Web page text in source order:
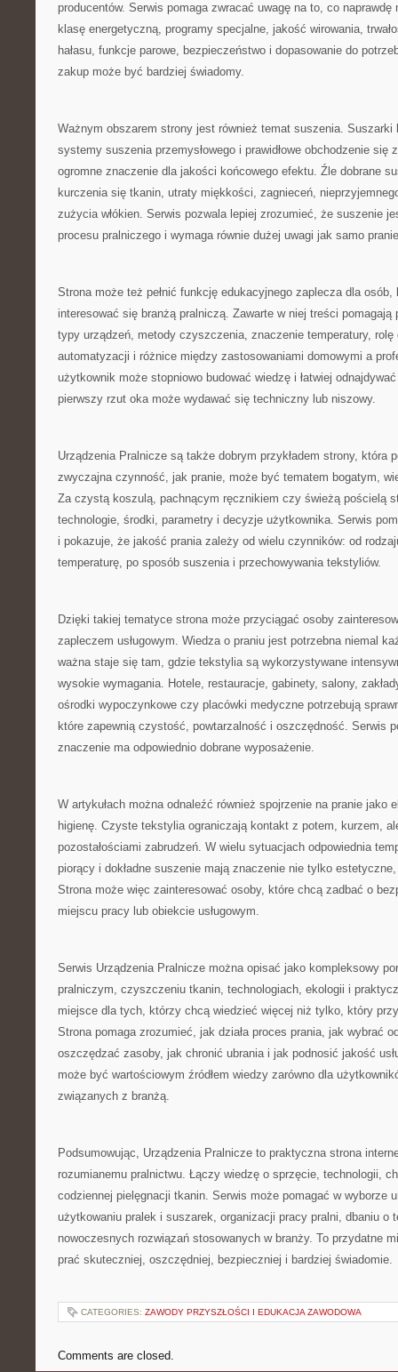
producentów. Serwis pomaga zwracać uwagę na to, co
klasę energetyczną, programy specjalne, jakość wirowania,
hałasu, funkcje parowe, bezpieczeństwo i dopasowanie do
zakup może być bardziej świadomy.
Ważnym obszarem strony jest również temat suszenia. Suszarki
systemy suszenia przemysłowego i prawidłowe obchodzenie
ogromne znaczenie dla jakości końcowego efektu. Źle dobrane
kurczenia się tkanin, utraty miękkości, zagnieceń,
zużycia włókien. Serwis pozwala lepiej zrozumieć, że suszenie
procesu pralniczego i wymaga równie dużej uwagi jak samo
Strona może też pełnić funkcję edukacyjnego zaplecza dla
interesować się branżą pralniczą. Zawarte w niej treści pomagają
typy urządzeń, metody czyszczenia, znaczenie temperatury, rolę
automatyzacji i różnice między zastosowaniami domowymi a
użytkownik może stopniowo budować wiedzę i łatwiej
pierwszy rzut oka może wydawać się techniczny lub niszowy.
Urządzenia Pralnicze są także dobrym przykładem strony, która
zwyczajna czynność, jak pranie, może być tematem bogatym,
Za czystą koszulą, pachnącym ręcznikiem czy świeżą pościelą
technologie, środki, parametry i decyzje użytkownika. Serwis
i pokazuje, że jakość prania zależy od wielu czynników: od
temperaturę, po sposób suszenia i przechowywania tekstyliów.
Dzięki takiej tematyce strona może przyciągać osoby
zapleczem usługowym. Wiedza o praniu jest potrzebna niemal
ważna staje się tam, gdzie tekstylia są wykorzystywane
wysokie wymagania. Hotele, restauracje, gabinety, salony,
ośrodki wypoczynkowe czy placówki medyczne potrzebują
które zapewnią czystość, powtarzalność i oszczędność. Serwis
znaczenie ma odpowiednio dobrane wyposażenie.
W artykułach można odnaleźć również spojrzenie na pranie jako
higienę. Czyste tekstylia ograniczają kontakt z potem, kurzem,
pozostałościami zabrudzeń. W wielu sytuacjach odpowiednia
piorący i dokładne suszenie mają znaczenie nie tylko
Strona może więc zainteresować osoby, które chcą zadbać o
miejscu pracy lub obiekcie usługowym.
Serwis Urządzenia Pralnicze można opisać jako kompleksowy
pralniczym, czyszczeniu tkanin, technologiach, ekologii i
miejsce dla tych, którzy chcą wiedzieć więcej niż tylko, który
Strona pomaga zrozumieć, jak działa proces prania, jak wybrać
oszczędzać zasoby, jak chronić ubrania i jak podnosić jakość
może być wartościowym źródłem wiedzy zarówno dla
związanych z branżą.
Podsumowując, Urządzenia Pralnicze to praktyczna strona
rozumianemu pralnictwu. Łączy wiedzę o sprzęcie, technologii,
codziennej pielęgnacji tkanin. Serwis może pomagać w wyborze
użytkowaniu pralek i suszarek, organizacji pracy pralni, dbaniu o
nowoczesnych rozwiązań stosowanych w branży. To przydatne
prać skuteczniej, oszczędniej, bezpieczniej i bardziej świadomie.
CATEGORIES: ZAWODY PRZYSZŁOŚCI I EDUKACJA ZAWODOWA
Comments are closed.